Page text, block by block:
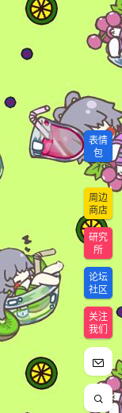
表情
包
周边
商店
研究
所
论坛
社区
关注
我们